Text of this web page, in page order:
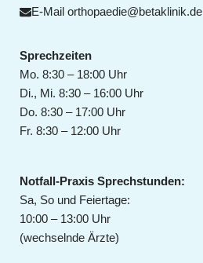
E-Mail orthopaedie@betaklinik.de
Sprechzeiten
Mo. 8:30 – 18:00 Uhr
Di., Mi. 8:30 – 16:00 Uhr
Do. 8:30 – 17:00 Uhr
Fr. 8:30 – 12:00 Uhr
Notfall-Praxis Sprechstunden:
Sa, So und Feiertage:
10:00 – 13:00 Uhr
(wechselnde Ärzte)